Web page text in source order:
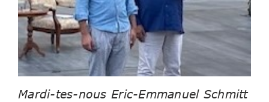
Mardi-tes-nous Eric-Emmanuel Schmitt